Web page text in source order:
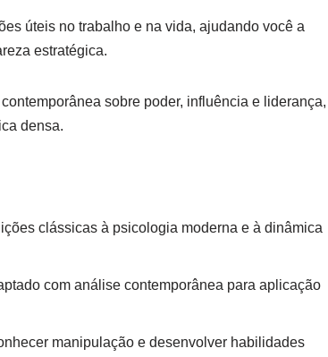
úteis no trabalho e na vida, ajudando você a
estratégica.
sobre poder, influência e liderança,
densa.
clássicas à psicologia moderna e à dinâmica
com análise contemporânea para aplicação
manipulação e desenvolver habilidades